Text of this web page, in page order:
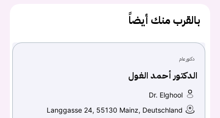
يجب عليك تسجيل الدخول حتى يمكنك طرح سؤال.
تسجيل الدخول
كلمه السرهل نسيت كلمة السر؟
بالقرب منك أيضاً
دكتور عام
الدكتور أحمد الغول
Dr. Elghool
Langgasse 24, 55130 Mainz, Deutschland